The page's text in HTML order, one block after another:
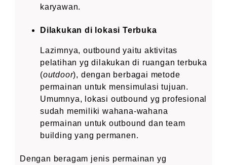
karyawan.
Dilakukan di lokasi Terbuka
Lazimnya, outbound yaitu aktivitas
pelatihan yg dilakukan di ruangan terbuka
(outdoor), dengan berbagai metode
permainan untuk mensimulasi tujuan.
Umumnya, lokasi outbound yg profesional
sudah memiliki wahana-wahana
permainan untuk outbound dan team
building yang permanen.
Dengan beragam jenis permainan yg